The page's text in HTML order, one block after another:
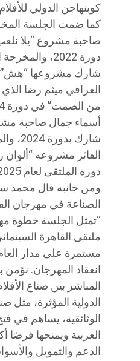
كوبنهاجن الدولي
كما ضمت الجلسة
صاحبة مشروع “يلا
دورة 2022،
أسماء جمال صاحبة
شارك
الفائز مشروعه
دورة الملتقى لعام 2025.
ومن جانبه قال محمد
الصناعة في مهرجان
“تمثل الجلسة خطوة
ملتقى القاهرة
مستمرة على مدار
انعقاد المهرجان.
المباشر بين صناع
الدولية المؤثرة، مثل
الوثائقية، يساهم في
العربية ويمنحها
الدعم والتمويل